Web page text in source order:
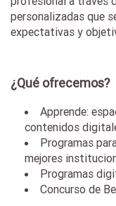
personalizadas que
expectativas y
¿Qué ofrecemos?
Apprende:
contenidos
Programas
mejores
Programas
Concurso de